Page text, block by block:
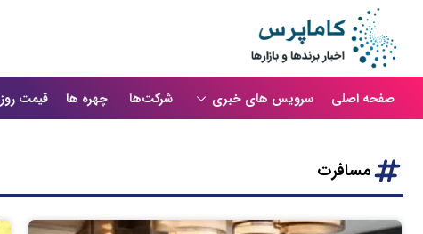
صفحه اصلی سرویس های خبری شرکت‌ها چهره ها قیمت روز
مسافرت